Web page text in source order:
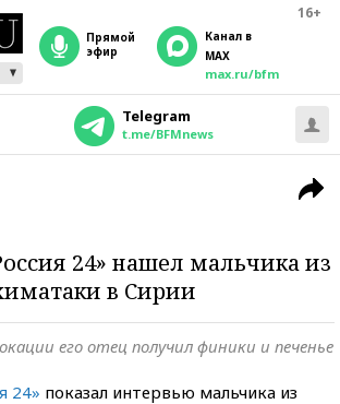
16+
прямой
эфир
Канал в
MAX
max.ru/bfm
Telegram
t.me/BFMnews
24» нашел мальчика из
в Сирии
его отец получил финики и печенье
24» показал интервью мальчика из